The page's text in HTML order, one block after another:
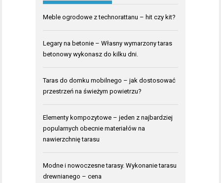
Meble ogrodowe z technorattanu – hit czy kit?
Legary na betonie – Własny wymarzony taras
betonowy wykonasz do kilku dni.
Taras do domku mobilnego – jak dostosować
przestrzeń na świeżym powietrzu?
Elementy kompozytowe – jeden z najbardziej
popularnych obecnie materiałów na
nawierzchnię tarasu
Modne i nowoczesne tarasy. Wykonanie tarasu
drewnianego – cena